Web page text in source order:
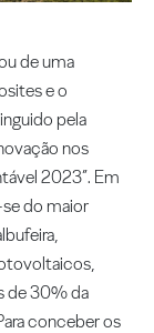
de uma
e o
pela
nos
2023”. Em
do maior
de 30% da
conceber os